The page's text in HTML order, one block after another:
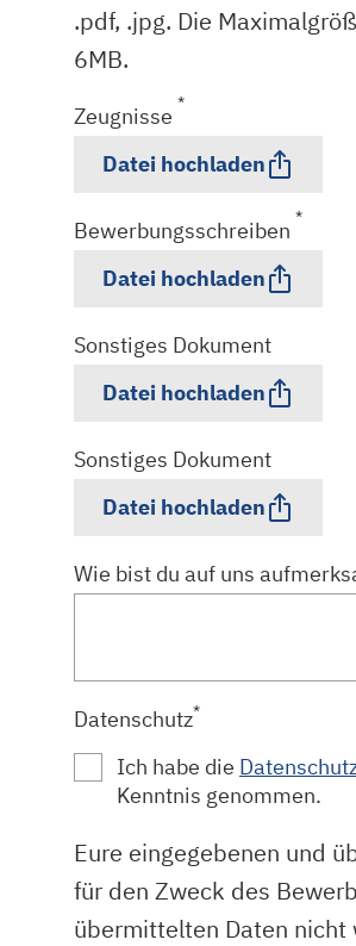
.pdf, .jpg. Die
6MB.
Zeugnisse *
Datei hochladen
Bewerbungsschreiben *
Datei hochladen
Sonstiges Dokument
Datei hochladen
Sonstiges Dokument
Datei hochladen
Wie bist du auf uns
Datenschutz*
Ich habe die
Kenntnis genommen.
Eure eingegebenen und
für den Zweck des
übermittelten Daten nicht